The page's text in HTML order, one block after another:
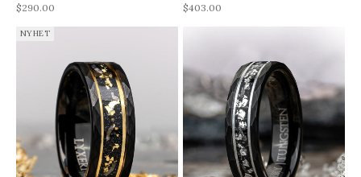
REA-pris
$290.00
REA-pris
$403.00
NYHET